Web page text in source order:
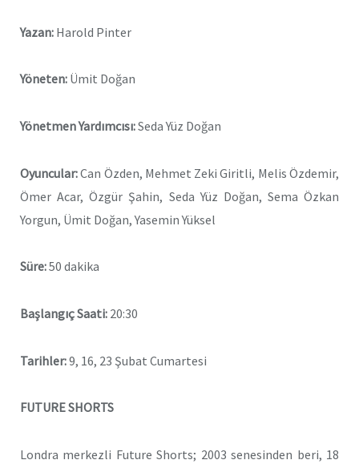
Yazan: Harold Pinter
Yöneten: Ümit Doğan
Yönetmen Yardımcısı:Seda Yüz Doğan
Oyuncular:Can Özden, Mehmet Zeki Giritli, Melis Özdemir,
Ömer Acar, Özgür Şahin, Seda Yüz Doğan, Sema Özkan
Yorgun, Ümit Doğan, Yasemin Yüksel
Süre:50 dakika
Başlangıç Saati: 20:30
Tarihler:9, 16, 23 Şubat Cumartesi
FUTURE SHORTS
Londra merkezli Future Shorts; 2003 senesinden beri, 18